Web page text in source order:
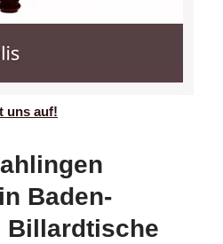
uns auf!
Baden-
Billardtische